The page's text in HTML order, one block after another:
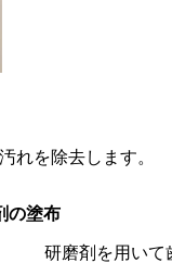
れを除去します。
の塗布
研磨剤を用いて